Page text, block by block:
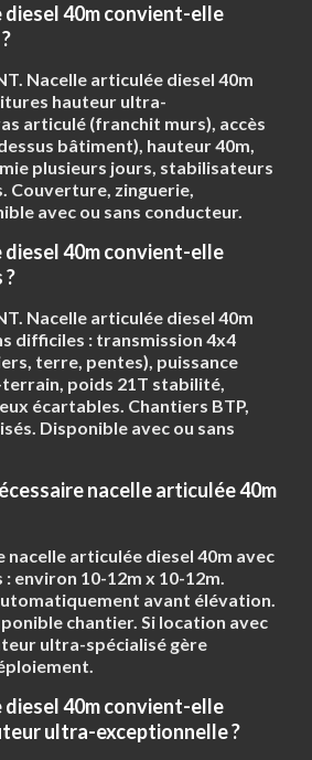
40m convient-elle
Nacelle articulée diesel 40m
hauteur ultra-
articulé (franchit murs), accès
bâtiment), hauteur 40m,
plusieurs jours, stabilisateurs
Couverture, zinguerie,
avec ou sans conducteur.
40m convient-elle
Nacelle articulée diesel 40m
difficiles : transmission 4x4
terre, pentes), puissance
poids 21T stabilité,
écartables. Chantiers BTP,
Disponible avec ou sans
nacelle articulée 40m
nacelle articulée diesel 40m avec
: environ 10-12m x 10-12m.
avant élévation.
chantier. Si location avec
ultra-spécialisé gère
40m convient-elle
ultra-exceptionnelle ?